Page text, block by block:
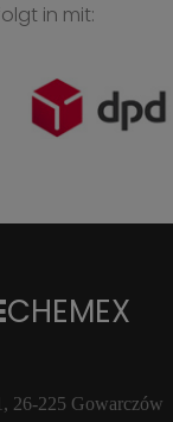
in mit:
CHEMEX
26-225 Gowarczów